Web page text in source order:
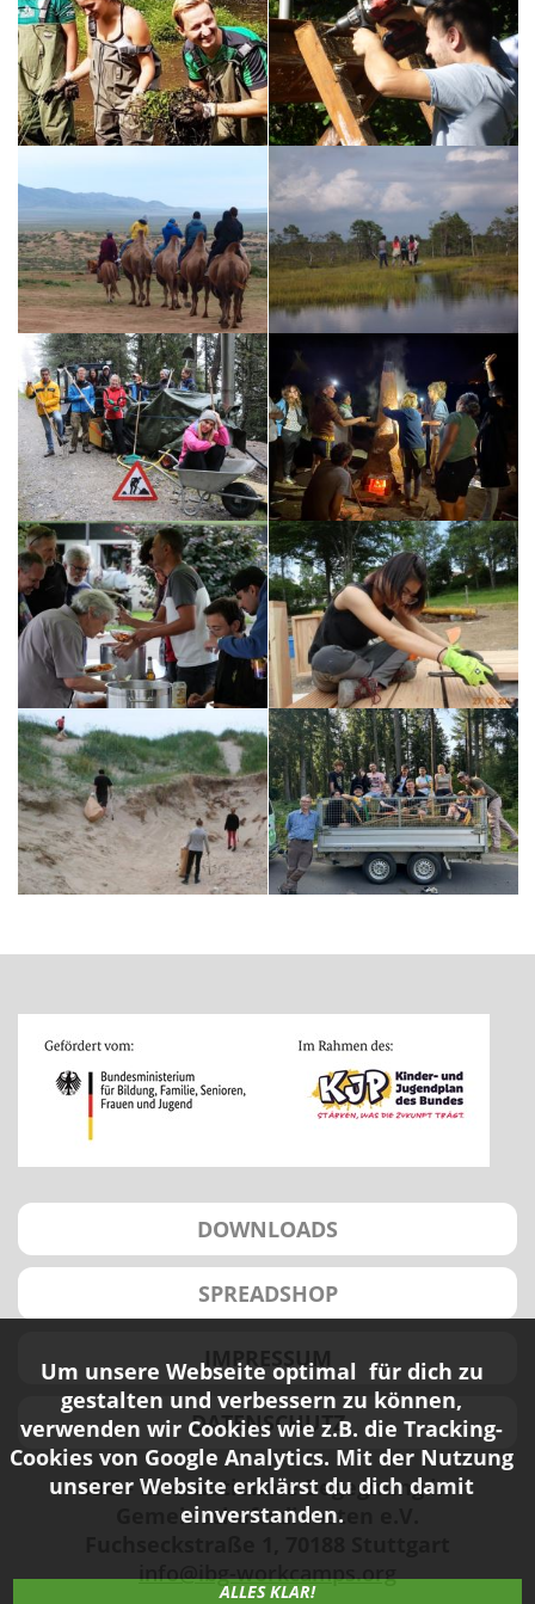
Um unsere Webseite optimal für dich zu
gestalten und verbessern zu können,
verwenden wir Cookies wie z.B. die Tracking-
Cookies von Google Analytics. Mit der Nutzung
unserer Website erklärst du dich damit
einverstanden.
ALLES KLAR!
DOWNLOADS
SPREADSHOP
IMPRESSUM
DATENSCHUTZ
IBG - Internationale Begegnung in
Gemeinschaftsdiensten e.V.
info@ibg-workcamps.org